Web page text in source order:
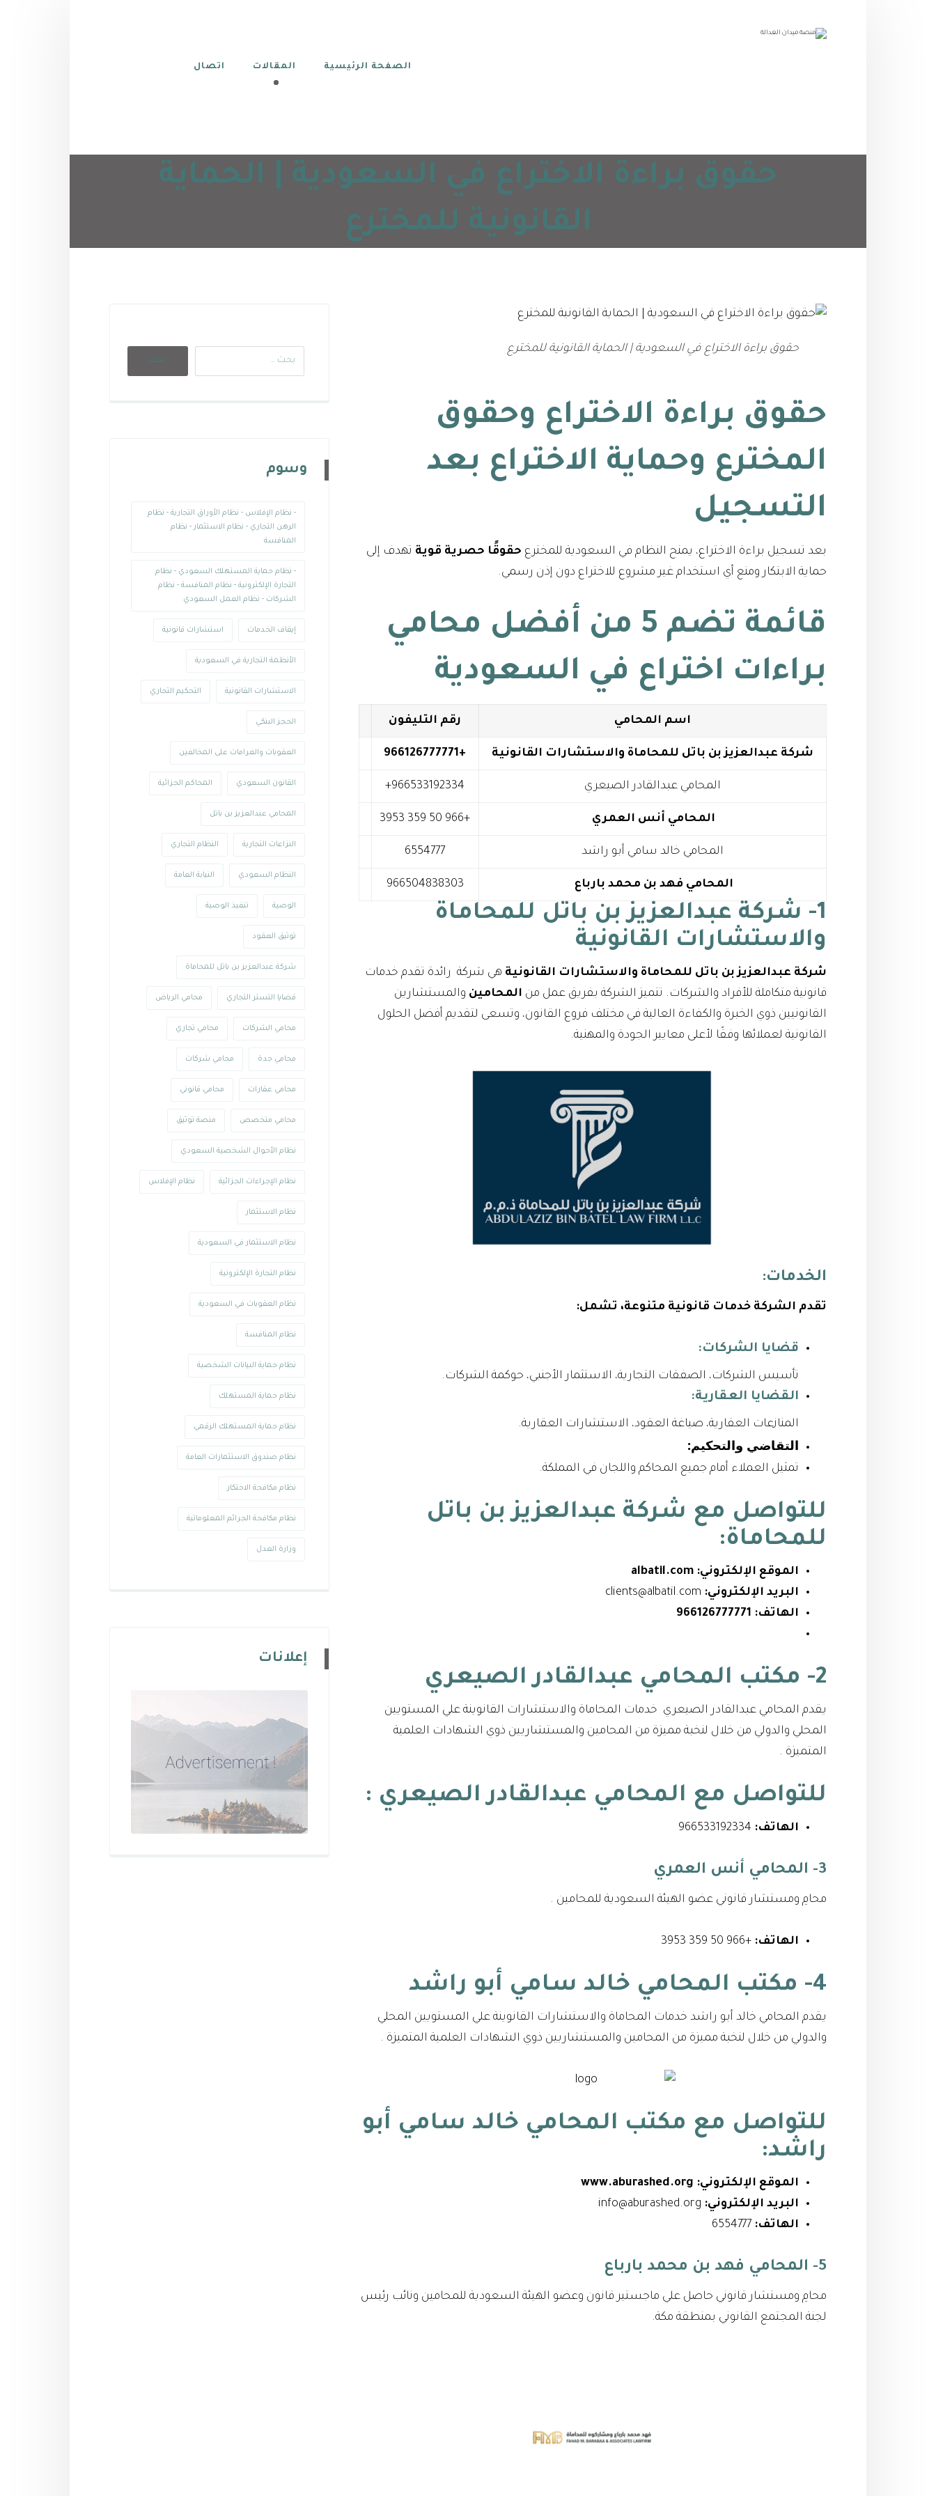
الصفحة الرئيسية المقالات اتصال
حقوق براءة الاختراع في السعودية | الحماية
القانونية للمخترع
حقوق براءة الاختراع في السعودية | الحماية القانونية للمخترع
حقوق براءة الاختراع وحقوق
المخترع وحماية الاختراع بعد
التسجيل
بعد تسجيل براءة الاختراع، يمنح النظام في السعودية للمخترع حقوقًا حصرية قوية تهدف إلى
حماية الابتكار ومنع أي استخدام غير مشروع للاختراع دون إذن رسمي.
قائمة تضم 5 من أفضل محامي
براءات اختراع في السعودية
اسم المحامي رقم التليفون
شركة عبدالعزيز بن باتل للمحاماة والاستشارات القانونية +966126777771
المحامي عبدالقادر الصيعري
المحامي أنس العمري +966 50 359 3953
المحامي خالد سامي أبو راشد 6554777
المحامي فهد بن محمد بارباع 966504838303
1- شركة عبدالعزيز بن باتل للمحاماة
والاستشارات القانونية
شركة عبدالعزيز بن باتل للمحاماة والاستشارات القانونية هي شركة رائدة تقدم خدمات
قانونية متكاملة للأفراد والشركات. تتميز الشركة بفريق عمل من المحامين والمستشارين
القانونيين ذوي الخبرة والكفاءة العالية في مختلف فروع القانون، وتسعى لتقديم أفضل الحلول
القانونية لعملائها وفقًا لأعلى معايير الجودة والمهنية.
الخدمات:
تقدم الشركة خدمات قانونية متنوعة، تشمل:
قضايا الشركات:
تأسيس الشركات، الصفقات التجارية، الاستثمار الأجنبي، حوكمة الشركات.
القضايا العقارية:
المنازعات العقارية، صياغة العقود، الاستشارات العقارية.
التقاضي والتحكيم:
تمثيل العملاء أمام جميع المحاكم واللجان في المملكة.
للتواصل مع شركة عبدالعزيز بن باتل
للمحاماة:
الموقع الإلكتروني: albatil.com
البريد الإلكتروني:
الهاتف: 966126777771
2- مكتب المحامي عبدالقادر الصيعري
يقدم المحامي عبدالقادر الصيعري خدمات المحاماة والاستشارات القانوينة علي المستويين
المحلي والدولي من خلال لنخبة مميزة من المحامين والمستشاريين ذوي الشهادات العلمية
المتميزة .
للتواصل مع المحامي عبدالقادر الصيعري :
الهاتف: 966533192334⁩
3- المحامي أنس العمري
محامِ ومستشار قانوني عضو الهيئة السعودية للمحامين .
الهاتف: +966 50 359 3953
4- مكتب المحامي خالد سامي أبو راشد
يقدم المحامي خالد أبو راشد خدمات المحاماة والاستشارات القانوينة علي المستويين المحلي
والدولي من خلال لنخبة مميزة من المحامين والمستشاريين ذوي الشهادات العلمية المتميزة .
للتواصل مع مكتب المحامي خالد سامي أبو
راشد:
الموقع الإلكتروني: www.aburashed.org
البريد الإلكتروني:
الهاتف: 6554777
5- المحامي فهد بن محمد بارباع
محامِ ومستشار قانوني حاصل علي ماجستير قانون وعضو الهيئة السعودية للمحامين ونائب رئيس
لجنة المجتمع القانوني بمنطقة مكة.
وسوم
- نظام الإفلاس - نظام الأوراق التجارية - نظام
الرهن التجاري - نظام الاستثمار - نظام
المنافسة
- نظام حماية المستهلك السعودي - نظام
التجارة الإلكترونية - نظام المنافسة - نظام
الشركات - نظام العمل السعودي
إيقاف الخدمات استشارات قانونية
الأنظمة التجارية في السعودية
الاستشارات القانونية التحكيم التجاري
الحجز البنكي
العقوبات والغرامات على المخالفين
القانون السعودي المحاكم الجزائية
المحامي عبدالعزيز بن باتل
النزاعات التجارية النظام التجاري
النظام السعودي النيابة العامة
الوصية تنفيذ الوصية
توثيق العقود
شركة عبدالعزيز بن باتل للمحاماة
قضايا التستر التجاري محامي الرياض
محامي الشركات محامي تجاري
محامي جدة محامي شركات
محامي عقارات محامي قانوني
محامي متخصص منصة توثيق
نظام الأحوال الشخصية السعودي
نظام الإجراءات الجزائية نظام الإفلاس
نظام الاستثمار
نظام الاستثمار في السعودية
نظام التجارة الإلكترونية
نظام العقوبات في السعودية
نظام المنافسة
نظام حماية البيانات الشخصية
نظام حماية المستهلك
نظام حماية المستهلك الرقمي
نظام صندوق الاستثمارات العامة
نظام مكافحة الاحتكار
نظام مكافحة الجرائم المعلوماتية
وزارة العدل
إعلانات